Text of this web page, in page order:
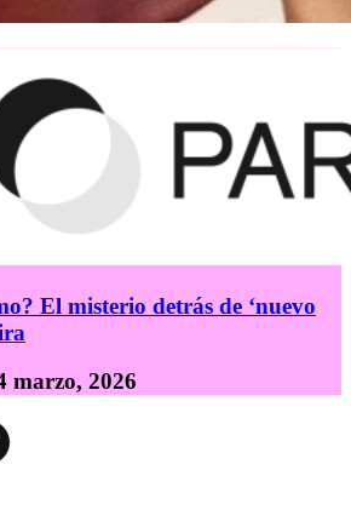
El misterio detrás de ‘nuevo
marzo, 2026